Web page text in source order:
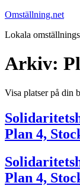
Hoppa
innehåll
Omställning.net
Lokala
Arkiv:
Visa platser på din
Plan 4,
Plan 4,